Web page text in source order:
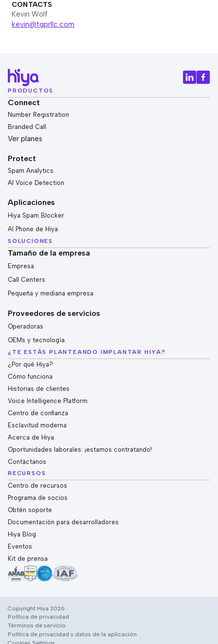
CONTACTS
Kevin Wolf
kevin@tgprllc.com
PRODUCTOS
Connect
Number Registration
Branded Call
Ver planes
Protect
Spam Analytics
AI Voice Detection
Aplicaciones
Hiya Spam Blocker
AI Phone de Hiya
SOLUCIONES
Tamaño de la empresa
Empresa
Call Centers
Pequeña y mediana empresa
Proveedores de servicios
Operadoras
OEMs y tecnología
¿TE ESTÁS PLANTEANDO IMPLANTAR HIYA?
¿Por qué Hiya?
Cómo funciona
Historias de clientes
Voice Intelligence Platform
Centro de confianza
Esclavitud moderna
Acerca de Hiya
Oportunidades laborales: ¡estamos contratando!
Contáctanos
RECURSOS
Centro de recursos
Programa de socios
Obtén soporte
Documentación para desarrolladores
Hiya Blog
Eventos
Kit de prensa
Copyright Hiya 2026.
Política de privacidad
Términos de servicio
Política de privacidad y datos de la aplicación